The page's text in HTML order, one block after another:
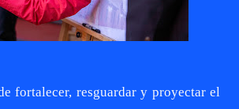
fortalecer, resguardar y proyectar el